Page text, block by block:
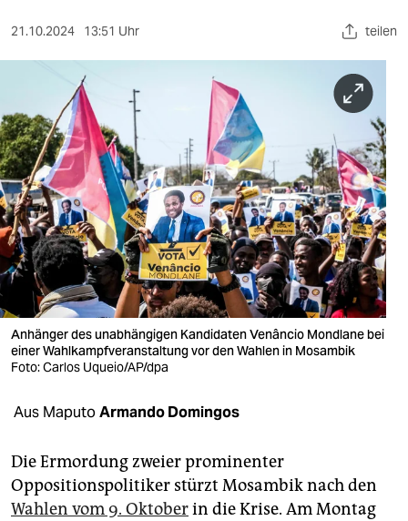
sport
nord
wahrheit
verlag
verlag
veranstaltungen
shop
fragen & hilfe
unterstützen
abo
epaper login
21.10.2024 13:51 Uhr teilen
Anhänger des unabhängigen Kandidaten Venâncio Mondlane bei
einer Wahlkampfveranstaltung vor den Wahlen in Mosambik
Foto: Carlos Uqueio/AP/dpa
Aus MaputoArmando Domingos
Die Ermordung zweier prominenter
Oppositionspolitiker stürzt Mosambik nach den
Wahlen vom 9. Oktoberin die Krise. Am Montag